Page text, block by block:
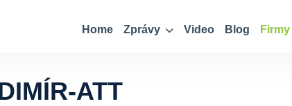
Home Zprávy Video Blog Firmy
ATT